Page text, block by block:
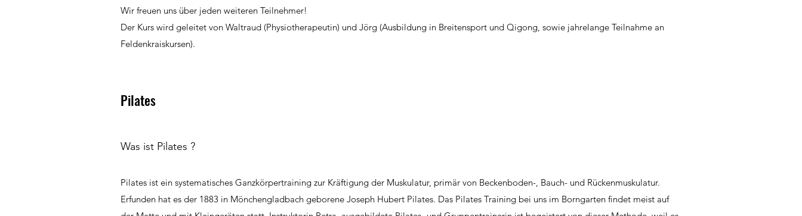
Wir freuen uns über jeden weiteren Teilnehmer!
Der Kurs wird geleitet von Waltraud (Physiotherapeutin) und Jörg (Ausbildung in Breitensport und Qigong, sowie jahrelange Teilnahme an
Feldenkraiskursen).
Pilates
Was ist Pilates ?
Pilates ist ein systematisches Ganzkörpertraining zur Kräftigung der Muskulatur, primär von Beckenboden-, Bauch- und Rückenmuskulatur.
Erfunden hat es der 1883 in Mönchengladbach geborene Joseph Hubert Pilates. Das Pilates Training bei uns im Borngarten findet meist auf